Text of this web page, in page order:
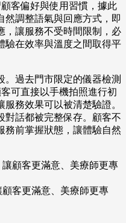
客偏好與使用習慣，據此
然調整語氣與回應方式，即
，讓服務不受時間限制，必
驗在效率與溫度之間取得平
。過去門市限定的儀器檢測
可直接以手機拍照進行初
務效果可以被清楚驗證。
對話都被完整保存。顧客不
務前掌握狀態，讓體驗自然
客更滿意、美療師更專